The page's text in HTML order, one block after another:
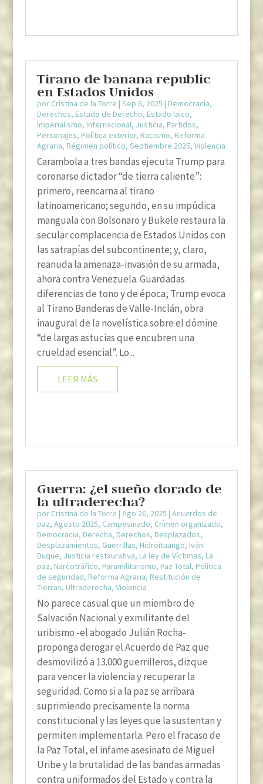
Tirano de banana republic
en Estados Unidos
por Cristina de la Torre | Sep 6, 2025 | Democracia,
Derechos, Estado de Derecho, Estado laico,
Imperialismo, Internacional, Justicia, Partidos,
Personajes, Política exterior, Racismo, Reforma
Agraria, Régimen político, Septiembre 2025, Violencia
Carambola a tres bandas ejecuta Trump para
coronarse dictador “de tierra caliente”:
primero, reencarna al tirano
latinoamericano; segundo, en su impúdica
manguala con Bolsonaro y Bukele restaura la
secular complacencia de Estados Unidos con
las satrapías del subcontinente; y, claro,
reanuda la amenaza-invasión de su armada,
ahora contra Venezuela. Guardadas
diferencias de tono y de época, Trump evoca
al Tirano Banderas de Valle-Inclán, obra
inaugural de la novelística sobre el dómine
“de largas astucias que encubren una
crueldad esencial”. Lo...
LEER MÁS
Guerra: ¿el sueño dorado de
la ultraderecha?
por Cristina de la Torre | Ago 26, 2025 | Acuerdos de
paz, Agosto 2025, Campesinado, Crímen organizado,
Democracia, Derecha, Derechos, Desplazados,
Desplazamientos, Guerrillas, Hidroituango, Iván
Duque, Justicia restaurativa, La ley de Víctimas, La
paz, Narcotráfico, Paramilitarismo, Paz Total, Política
de seguridad, Reforma Agraria, Restitución de
Tierras, Ultraderecha, Violencia
No parece casual que un miembro de
Salvación Nacional y exmilitante del
uribismo -el abogado Julián Rocha-
proponga derogar el Acuerdo de Paz que
desmovilizó a 13.000 guerrilleros, dizque
para vencer la violencia y recuperar la
seguridad. Como si a la paz se arribara
suprimiendo precisamente la norma
constitucional y las leyes que la sustentan y
permiten implementarla. Pero el fracaso de
la Paz Total, el infame asesinato de Miguel
Uribe y la brutalidad de las bandas armadas
contra uniformados del Estado y contra la